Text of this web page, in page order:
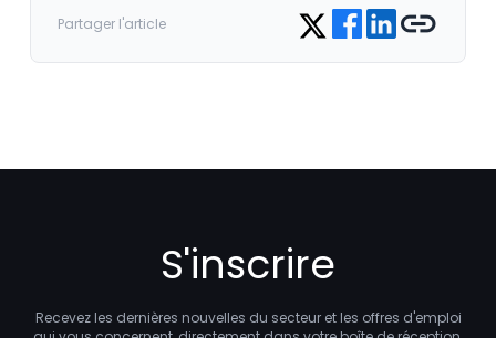
Partager l'article Share on Twitter
Share on Facebook
Share on LinkedIn
Copy link
S'inscrire
Recevez les dernières nouvelles du secteur et les offres d'emploi